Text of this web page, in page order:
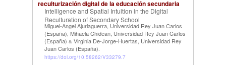
reculturización digital de la educación secundaria
Intelligence and Spatial Intuition in the Digital
Reculturation of Secondary School
Miguel-Angel Ajuriaguerra, Universidad Rey Juan Carlos
(España), Mihaela Chidean, Universidad Rey Juan Carlos
(España) & Virginia De-Jorge-Huertas, Universidad Rey
Juan Carlos (España).
https://doi.org/10.58262/V33279.7